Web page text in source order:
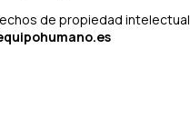
de propiedad